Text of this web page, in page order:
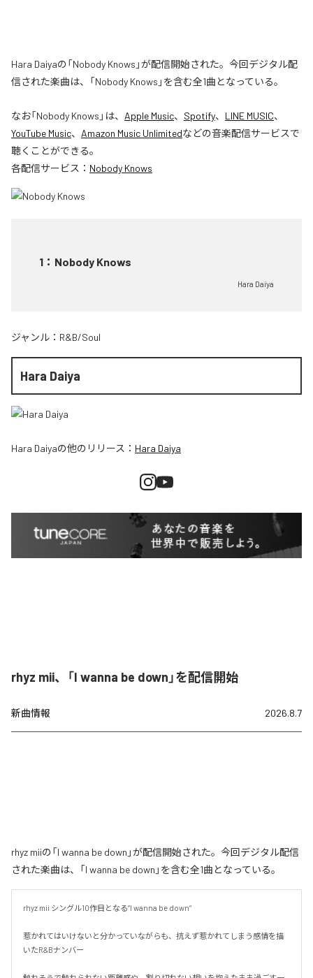
Hara Daiyaの「Nobody Knows」が配信開始された。今回デジタル配
信された楽曲は、「Nobody Knows」を含む全1曲となっている。
なお「Nobody Knows 」は、 Apple Music、 Spotify、 LINE MUSIC、
YouTube Music、 Amazon Music Unlimitedなどの音楽配信サービスで
聴くことができる。
各配信サービス： Nobody Knows
1 ： Nobody Knows
Hara Daiya
ジャンル： R&B/Soul
Hara Daiya
Hara Daiyaの他のリリース： Hara Daiya
rhyz mii、「I wanna be down」を配信開始
新曲情報 2026.8.7
rhyz miiの「I wanna be down」が配信開始された。今回デジタル配信
された楽曲は、「I wanna be down」を含む全1曲となっている。
rhyz mii シングル10作目となる”I wanna be down”
惹かれてはいけないと分かっていながらも、抗えず惹かれてしまう感情を描
いたR&Bナンバー